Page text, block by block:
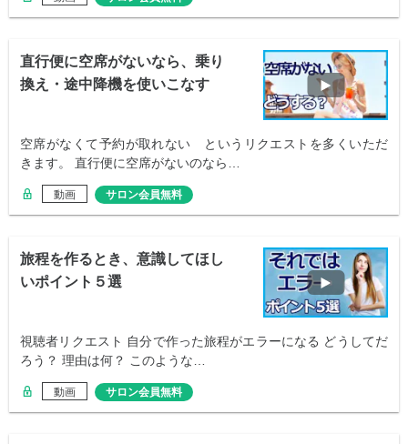
直行便に空席がないなら、乗り
換え・途中降機を使いこなす
空席がなくて予約が取れない というリクエストを多くいただ
きます。 直行便に空席がないのなら…
動画 サロン会員無料
旅程を作るとき、意識してほし
いポイント５選
視聴者リクエスト 自分で作った旅程がエラーになる どうしてだ
ろう？ 理由は何？ このような…
動画 サロン会員無料